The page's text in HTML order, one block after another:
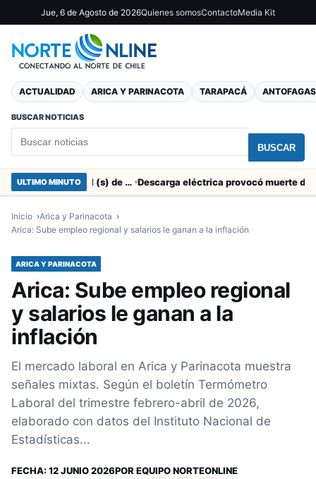
Jue, 6 de Agosto de 2026Quienes somosContactoMedia Kit
ACTUALIDAD ARICA Y PARINACOTA TARAPACÁ
BUSCAR NOTICIAS
BUSCAR
ULTIMO MINUTO SERNAC pidió la renuncia a Director Regional (s) de Arica por contratar solo a militantes del Gobierno
Inicio
Arica y Parinacota
Arica: Sube empleo regional y salarios le ganan a la inflación
ARICA Y PARINACOTA
Arica: Sube empleo regional
y salarios le ganan a la
inflación
El mercado laboral en Arica y Parinacota muestra
señales mixtas. Según el boletín Termómetro
Laboral del trimestre febrero-abril de 2026,
elaborado con datos del Instituto Nacional de
Estadísticas...
FECHA: 12 JUNIO 2026POR EQUIPO NORTEONLINE